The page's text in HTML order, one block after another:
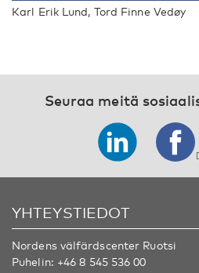
Karl Erik Lund, Tord Finne Vedøy
Seuraa meitä
YHTEYSTIEDOT
Nordens välfärdscenter Ruotsi
Puhelin: +46 8 545 536 00